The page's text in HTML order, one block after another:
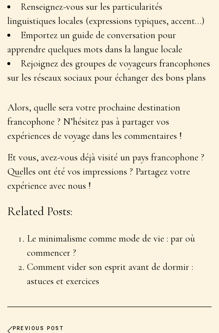
Renseignez-vous sur les particularités
linguistiques locales (expressions typiques, accent…)
Emportez un guide de conversation pour
apprendre quelques mots dans la langue locale
Rejoignez des groupes de voyageurs francophones
sur les réseaux sociaux pour échanger des bons plans
Alors, quelle sera votre prochaine destination
francophone ? N’hésitez pas à partager vos
expériences de voyage dans les commentaires !
Et vous, avez-vous déjà visité un pays francophone ?
Quelles ont été vos impressions ? Partagez votre
expérience avec nous !
Related Posts:
Le minimalisme comme mode de vie : par où
commencer ?
Comment vider son esprit avant de dormir :
astuces et exercices
PREVIOUS POST